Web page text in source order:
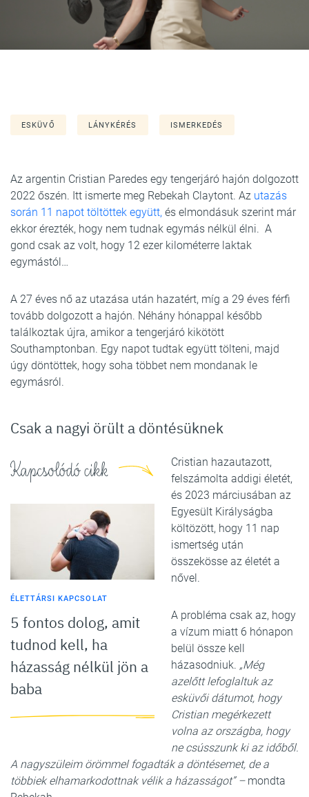
ESKÜVŐ LÁNYKÉRÉS ISMERKEDÉS
Az argentin Cristian Paredes egy tengerjáró hajón dolgozott
2022 őszén. Itt ismerte meg Rebekah Claytont. Az utazás
során 11 napot töltöttek együtt, és elmondásuk szerint már
ekkor érezték, hogy nem tudnak egymás nélkül élni. A
gond csak az volt, hogy 12 ezer kilométerre laktak
egymástól…
A 27 éves nő az utazása után hazatért, míg a 29 éves férfi
tovább dolgozott a hajón. Néhány hónappal később
találkoztak újra, amikor a tengerjáró kikötött
Southamptonban. Egy napot tudtak együtt tölteni, majd
úgy döntöttek, hogy soha többet nem mondanak le
egymásról.
Csak a nagyi örült a döntésüknek
Kapcsolódó cikk
ÉLETTÁRSI KAPCSOLAT
5 fontos dolog, amit
tudnod kell, ha
házasság nélkül jön a
baba
Cristian hazautazott,
felszámolta addigi életét,
és 2023 márciusában az
Egyesült Királyságba
költözött, hogy 11 nap
ismertség után
összekösse az életét a
nővel.
A probléma csak az, hogy
a vízum miatt 6 hónapon
belül össze kell
házasodniuk. „Még
azelőtt lefoglaltuk az
esküvői dátumot, hogy
Cristian megérkezett
volna az országba, hogy
ne csússzunk ki az időből.
A nagyszüleim örömmel fogadták a döntésemet, de a
többiek elhamarkodottnak vélik a házasságot” –mondta